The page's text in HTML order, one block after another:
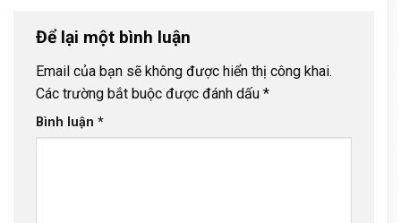
Để lại một bình luận
Email của bạn sẽ không được hiển thị công khai.
Các trường bắt buộc được đánh dấu *
Bình luận *